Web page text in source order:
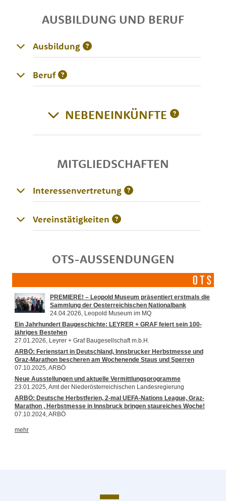
AUSBILDUNG UND BERUF
Ausbildung
Beruf
NEBENEINKÜNFTE
MITGLIEDSCHAFTEN
Interessenvertretung
Vereinstätigkeiten
OTS-AUSSENDUNGEN